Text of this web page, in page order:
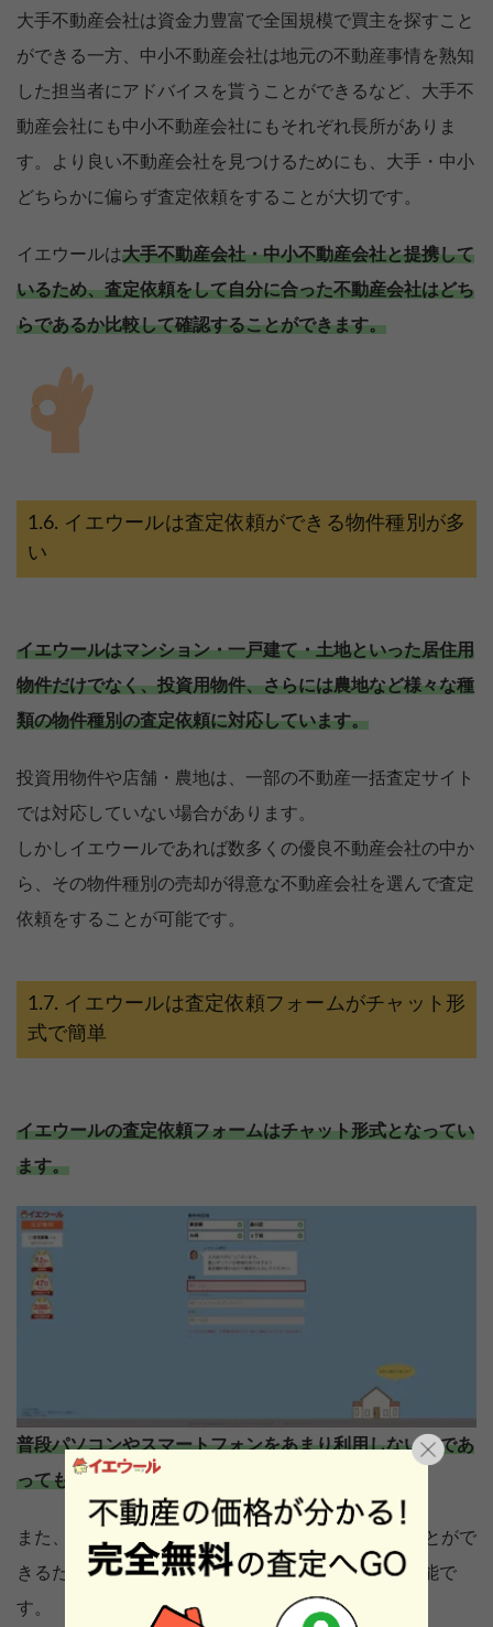
大手不動産会社は資金力豊富で全国規模で買主を探すこと
ができる一方、中小不動産会社は地元の不動産事情を熟知
した担当者にアドバイスを貰うことができるなど、大手不
動産会社にも中小不動産会社にもそれぞれ長所がありま
す。より良い不動産会社を見つけるためにも、大手・中小
どちらかに偏らず査定依頼をすることが大切です。
イエウールは大手不動産会社・中小不動産会社と提携して
いるため、査定依頼をして自分に合った不動産会社はどち
らであるか比較して確認することができます。
イエウールは査定依頼ができる物件種別が多
い
イエウールはマンション・一戸建て・土地といった居住用
物件だけでなく、投資用物件、さらには農地など様々な種
類の物件種別の査定依頼に対応しています。
投資用物件や店舗・農地は、一部の不動産一括査定サイト
では対応していない場合があります。
しかしイエウールであれば数多くの優良不動産会社の中か
ら、その物件種別の売却が得意な不動産会社を選んで査定
依頼をすることが可能です。
イエウールは査定依頼フォームがチャット形
式で簡単
イエウールの査定依頼フォームはチャット形式となってい
ます。
普段パソコンやスマートフォンをあまり利用しない方であ
っても、簡単に操作することができます。
また、入力項目も20個前後と、短時間で入力することがで
きるため、すき間時間でも査定依頼をすることが可能で
す。